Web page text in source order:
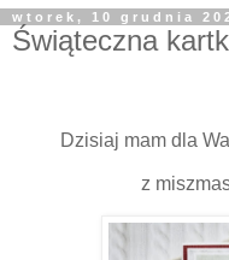
wtorek, 10 grudnia
Świąteczna
Dzisiaj mam dla
z